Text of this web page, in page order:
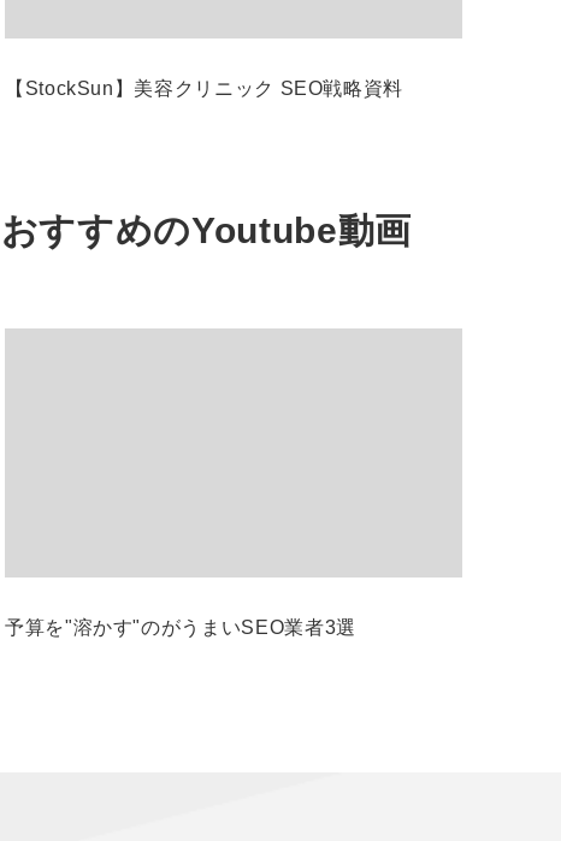
【StockSun】美容クリニック SEO戦略資料
おすすめのYoutube動画
予算を"溶かす"のがうまいSEO業者3選